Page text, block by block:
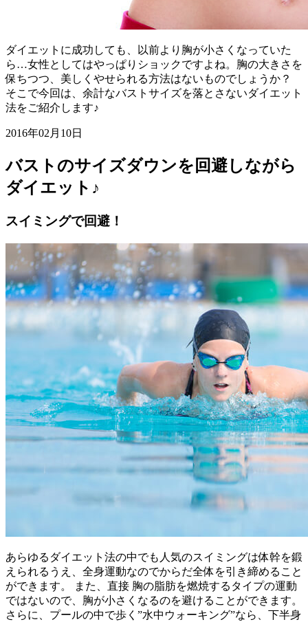
ダイエットに成功しても、以前より胸が小さくなっていた
ら…女性としてはやっぱりショックですよね。胸の大きさを
保ちつつ、美しくやせられる方法はないものでしょうか？
そこで今回は、余計なバストサイズを落とさないダイエット
法をご紹介します♪
2016年02月10日
バストのサイズダウンを回避しながら
ダイエット♪
スイミングで回避！
あらゆるダイエット法の中でも人気のスイミングは体幹を鍛
えられるうえ、全身運動なのでからだ全体を引き締めること
ができます。 また、直接 胸の脂肪を燃焼するタイプの運動
ではないので、胸が小さくなるのを避けることができます。
さらに、プールの中で歩く”水中ウォーキング”なら、下半身